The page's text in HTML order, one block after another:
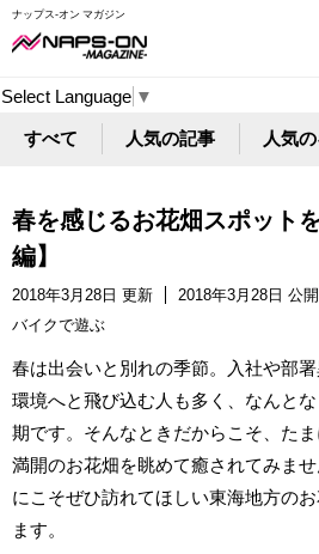
ナップス-オン マガジン
Select Language ▼
すべて 人気の記事 人気
春を感じるお花畑スポット
編】
2018年3月28日 更新
2018年3月28日 公開
バイクで遊ぶ
春は出会いと別れの季節。入社や部
環境へと飛び込む人も多く、なんと
期です。そんなときだからこそ、たま
満開のお花畑を眺めて癒されてみま
にこそぜひ訪れてほしい東海地方の
ます。